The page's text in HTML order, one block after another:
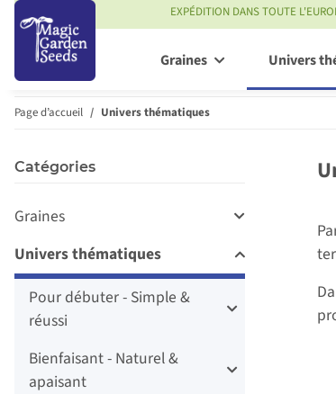
EXPÉDITION DANS TOUTE
Graines Univers
Page d’accueil Univers thématiques
Catégories
Graines
Univers thématiques
Pour débuter - Simple &
réussi
Bienfaisant - Naturel &
apaisant